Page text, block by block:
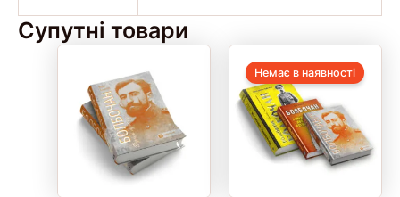
Супутні товари
Немає в наявності